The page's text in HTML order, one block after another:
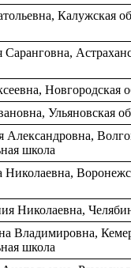
Калужская
Саранговна,
Новгородская
Ульяновская
Александровна,
школа
Николаевна,
Владимировна,
школа